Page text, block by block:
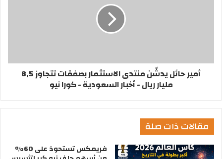
أمير حائل يدشّن منتدى الاستثمار بصفقات تتجاوز 8,5
مليار ريال - أخبار السعودية - كورا نيو
مقالات ذات صلة
فريمكس تستحوذ على 60%